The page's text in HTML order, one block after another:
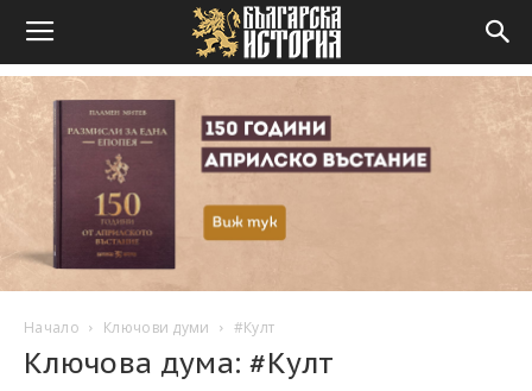
Начало Ключови думи #Култ
Ключова дума: #Култ